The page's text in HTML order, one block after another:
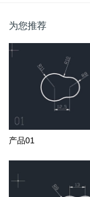
为您推荐
产品01